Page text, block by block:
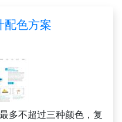
配色方案
多不超过三种颜色，复